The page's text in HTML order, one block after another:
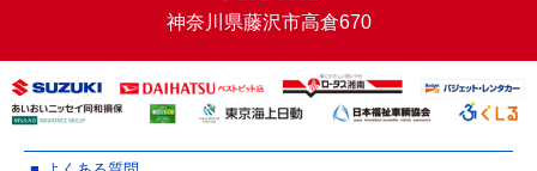
神奈川県藤沢市高倉670